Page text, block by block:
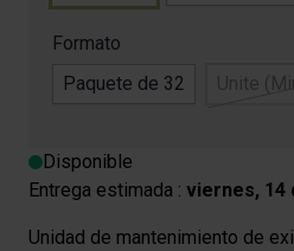
Formato
Paquete de 32
Unite
Disponible
Entrega estimada : viernes, 14
Unidad de mantenimiento de